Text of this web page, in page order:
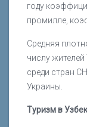
году
промилле,
Средняя
числу жителей
среди стран
Украины.
Туризм в